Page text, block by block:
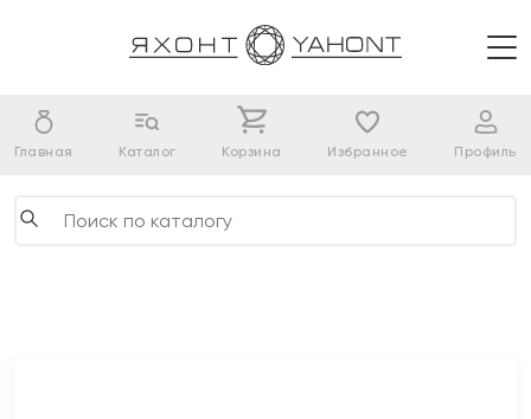
Главная Каталог Корзина Избранное Профиль